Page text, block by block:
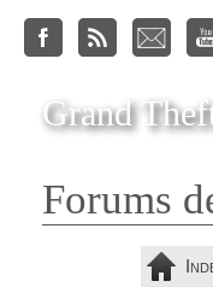
Grand
Forums